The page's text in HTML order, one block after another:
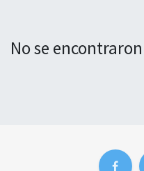
No se